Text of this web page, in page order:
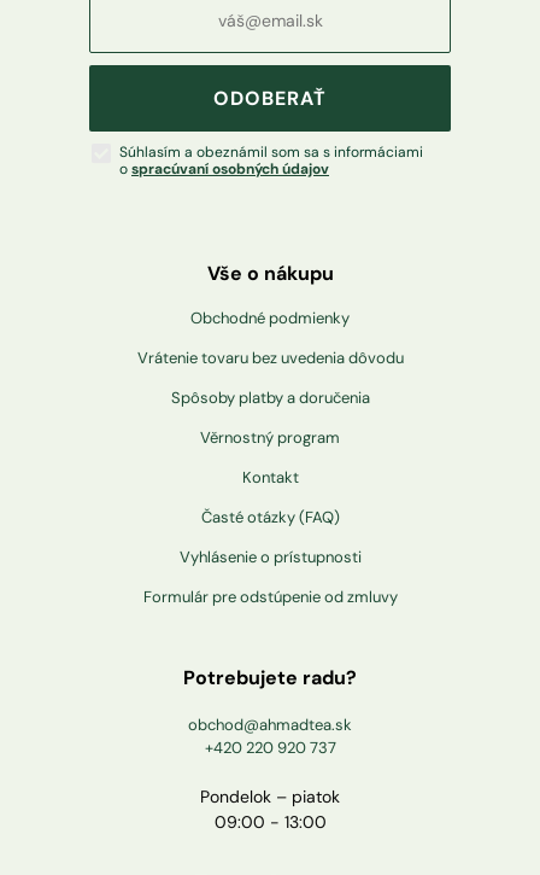
ODOBERAŤ
Súhlasím a obeznámil som sa s informáciami
ospracúvaní osobných údajov
Vše o nákupu
Obchodné podmienky
Vrátenie tovaru bez uvedenia dôvodu
Spôsoby platby a doručenia
Věrnostný program
Kontakt
Časté otázky (FAQ)
Vyhlásenie o prístupnosti
Formulár pre odstúpenie od zmluvy
Potrebujete radu?
obchod@ahmadtea.sk
+420 220 920 737
Pondelok – piatok
09:00 - 13:00